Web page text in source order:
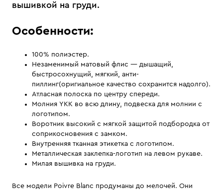
вышивкой на груди.
Особенности:
100% полиэстер.
Незаменимый матовый флис — дышащий,
быстросохнущий, мягкий, анти-
пиллинг(оригиальное качество сохранится надолго).
Атласная полоска по центру спереди.
Молния YKK во всю длину, подвеска для молнии с
логотипом.
Воротник высокий с мягкой защитой подбородка от
соприкосновения с замком.
Внутренняя тканная этикетка с логотипом.
Металлическая заклепка-логотип на левом рукаве.
Милая вышивка на груди.
Все модели Poivre Blanc продуманы до мелочей. Они